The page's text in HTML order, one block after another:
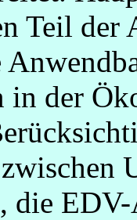
Teil der
der
die